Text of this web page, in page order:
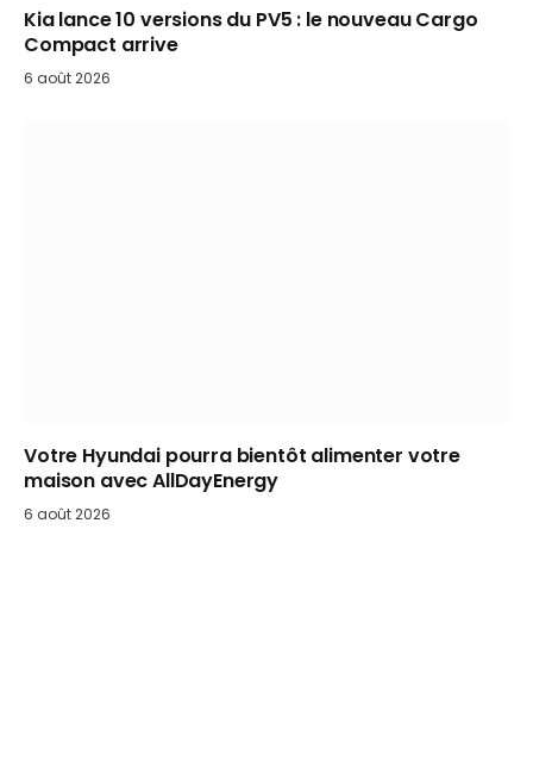
Kia lance 10 versions du PV5 : le nouveau Cargo
Compact arrive
6 août 2026
Votre Hyundai pourra bientôt alimenter votre
maison avec AllDayEnergy
6 août 2026